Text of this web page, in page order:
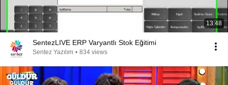
13:48
SentezLIVE ERP Varyantlı Stok Eğitimi
Sentez Yazılım • 834 views